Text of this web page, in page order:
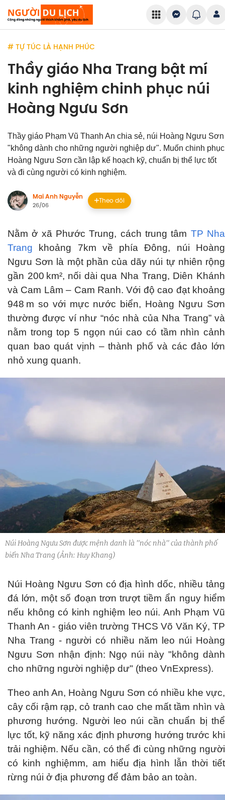
# TỰ TÚC LÀ HẠNH PHÚC
Thầy giáo Nha Trang bật mí
kinh nghiệm chinh phục núi
Hoàng Ngưu Sơn
Thầy giáo Phạm Vũ Thanh An chia sẻ, núi Hoàng Ngưu Sơn
"không dành cho những người nghiệp dư". Muốn chinh phục
Hoàng Ngưu Sơn cần lập kế hoạch kỹ, chuẩn bị thể lực tốt
và đi cùng người có kinh nghiệm.
Mai Anh Nguyễn
26/06
Theo dõi
Nằm ở xã Phước Trung, cách trung tâm TP Nha
Trang khoảng 7km về phía Đông, núi Hoàng
Ngưu Sơn là một phần của dãy núi tự nhiên rộng
gần 200 km², nối dài qua Nha Trang, Diên Khánh
và Cam Lâm – Cam Ranh. Với độ cao đạt khoảng
948 m so với mực nước biển, Hoàng Ngưu Sơn
thường được ví như “nóc nhà của Nha Trang” và
nằm trong top 5 ngọn núi cao có tầm nhìn cảnh
quan bao quát vịnh – thành phố và các đảo lớn
nhỏ xung quanh.
Núi Hoàng Ngưu Sơn được mệnh danh là "nóc nhà" của thành phố
biển Nha Trang (Ảnh: Huy Khang)
Núi Hoàng Ngưu Sơn có địa hình dốc, nhiều tảng
đá lớn, một số đoạn trơn trượt tiềm ẩn nguy hiểm
nếu không có kinh nghiệm leo núi. Anh Phạm Vũ
Thanh An - giáo viên trường THCS Võ Văn Ký, TP
Nha Trang - người có nhiều năm leo núi Hoàng
Ngưu Sơn nhận định: Ngọ núi này "không dành
cho những người nghiệp dư" (theo VnExpress).
Theo anh An, Hoàng Ngưu Sơn có nhiều khe vực,
cây cối rậm rạp, cỏ tranh cao che mất tầm nhìn và
phương hướng. Người leo núi cần chuẩn bị thể
lực tốt, kỹ năng xác định phương hướng trước khi
trải nghiệm. Nếu cần, có thể đi cùng những người
có kinh nghiệmm, am hiểu địa hình lẫn thời tiết
rừng núi ở địa phương để đảm bảo an toàn.